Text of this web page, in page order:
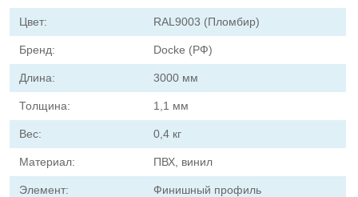
Цвет: RAL9003 (Пломбир)
Бренд: Docke (РФ)
Длина: 3000 мм
Толщина: 1,1 мм
Вес: 0,4 кг
Материал: ПВХ, винил
Элемент: Финишный профиль